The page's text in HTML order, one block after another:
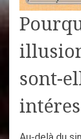
sont-